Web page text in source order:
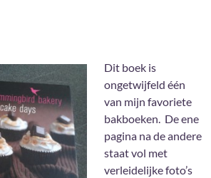
Dit boek is
ongetwijfeld één
van mijn favoriete
bakboeken. De ene
pagina na de andere
staat vol met
verleidelijke foto’s